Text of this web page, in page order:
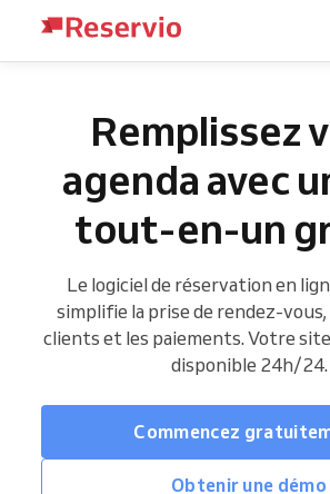
Remplissez
agenda avec
tout-en-un
Le logiciel de réservation en
simplifie la prise de rendez-vous,
clients et les paiements. Votre
disponible 24h/24.
Commencez
Obtenir une démo